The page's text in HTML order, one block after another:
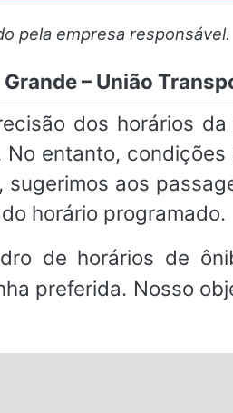
pela empresa responsável.
– União
dos horários
entanto,
aos
horário programado.
de horários de
preferida. Nosso